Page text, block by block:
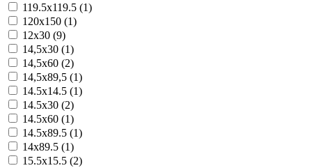
119.5x119.5 (1)
120x150 (1)
12x30 (9)
14,5x30 (1)
14,5x60 (2)
14,5x89,5 (1)
14.5x14.5 (1)
14.5x30 (2)
14.5x60 (1)
14.5x89.5 (1)
14x89.5 (1)
15.5x15.5 (2)